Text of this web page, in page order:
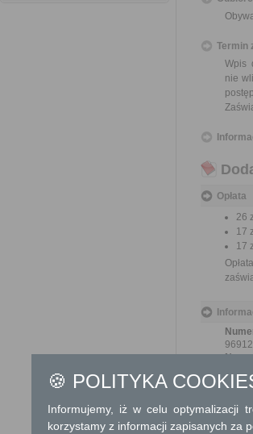
Termin
Wpis
nie
Opłata
26
17
17
Tryb
🍪 POLITYKA
Informujemy, iż w celu optymalizacji
korzystamy z informacji zapisanych za